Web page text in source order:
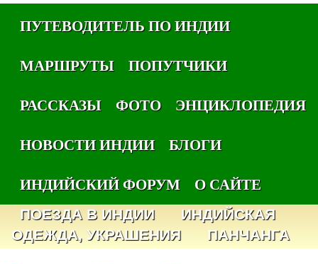
ПУТЕВОДИТЕЛЬ ПО ИНДИИ
МАРШРУТЫ
ПОПУТЧИКИ
РАССКАЗЫ
ФОТО
ЭНЦИКЛОПЕДИЯ
НОВОСТИ ИНДИИ
БЛОГИ
ИНДИЙСКИЙ ФОРУМ
О САЙТЕ
ПОЕЗДА В ИНДИИ
ИНДИЙСКАЯ
ОДЕЖДА, УКРАШЕНИЯ
ПАНЧАНГА